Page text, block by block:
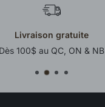
Livraison gratuite
Dès 100$ au QC, ON & NB